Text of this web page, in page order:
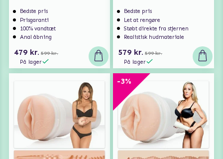
Bedste pris
Prisgaranti
100% vandtæt
Anal åbning
479 kr. 599 kr.
På lager
Bedste pris
Let at rengøre
Støbt direkte fra stjernen
Realistisk hudmateriale
579 kr. 599 kr.
På lager
-3%